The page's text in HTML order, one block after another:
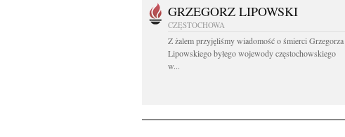
GRZEGORZ LIPOWSKI
CZĘSTOCHOWA
Z żalem przyjęliśmy wiadomość o śmierci Grzegorza
Lipowskiego byłego wojewody częstochowskiego
w...